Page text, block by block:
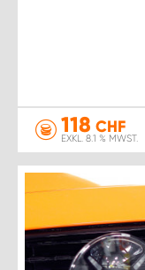
118 CHF
EXKL. 8.1 % MWST.